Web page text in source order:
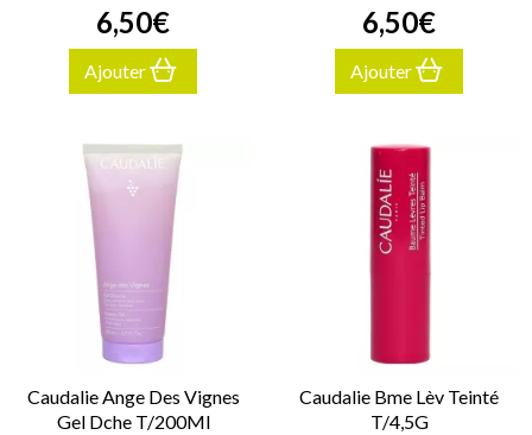
6,50€
Ajouter
6,50€
Ajouter
Caudalie Ange Des Vignes
Gel Dche T/200Ml
Caudalie Bme Lèv Teinté
T/4,5G